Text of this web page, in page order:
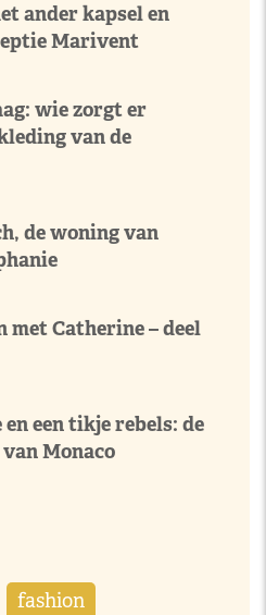
ander kapsel en
Marivent
wie zorgt er
van de
de woning van
met Catherine – deel
een tikje rebels: de
Monaco
fashion